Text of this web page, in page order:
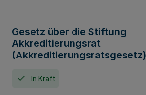
Gesetz über die Stiftung
Akkreditierungsrat
(Akkreditierungsratsgesetz)
In Kraft